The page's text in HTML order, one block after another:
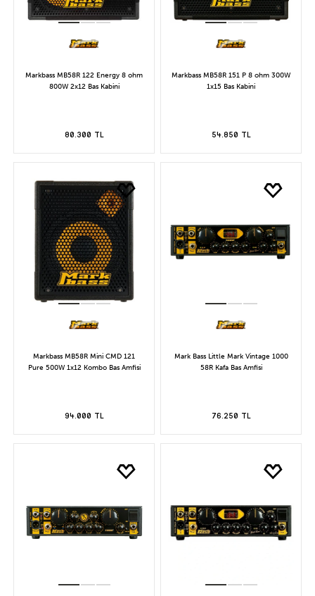
Markbass MB58R 122 Energy 8 ohm
800W 2x12 Bas Kabini
80.300 TL
Markbass MB58R 151 P 8 ohm 300W
1x15 Bas Kabini
54.850 TL
Markbass MB58R Mini CMD 121
Pure 500W 1x12 Kombo Bas Amfisi
94.000 TL
Mark Bass Little Mark Vintage 1000
58R Kafa Bas Amfisi
76.250 TL